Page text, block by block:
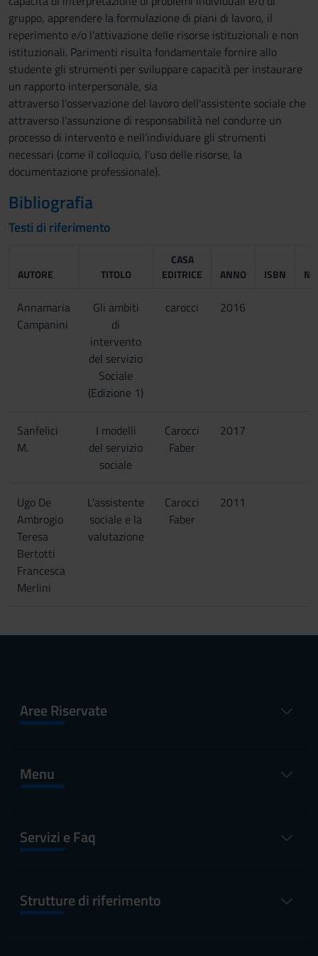
gruppo, apprendere la formulazione di piani di lavoro, il
reperimento e/o l’attivazione delle risorse istituzionali e non
istituzionali. Parimenti risulta fondamentale fornire allo
studente gli strumenti per sviluppare capacità per instaurare
un rapporto interpersonale, sia
attraverso l'osservazione del lavoro dell'assistente sociale che
attraverso l'assunzione di responsabilità nel condurre un
processo di intervento e nell’individuare gli strumenti
necessari (come il colloquio, l’uso delle risorse, la
documentazione professionale).
Bibliografia
Testi di riferimento
AUTORE TITOLO
CASA
EDITRICE
ANNO ISBN
Annamaria
Campanini
Gli ambiti
di
intervento
del servizio
Sociale
(Edizione 1)
carocci 2016
Sanfelici
M.
I modelli
del servizio
sociale
Carocci
Faber
2017
Ugo De
Ambrogio
Teresa
Bertotti
Francesca
Merlini
L'assistente
sociale e la
valutazione
Carocci
Faber
2011
Aree Riservate
Menu
Servizi e Faq
Strutture di riferimento